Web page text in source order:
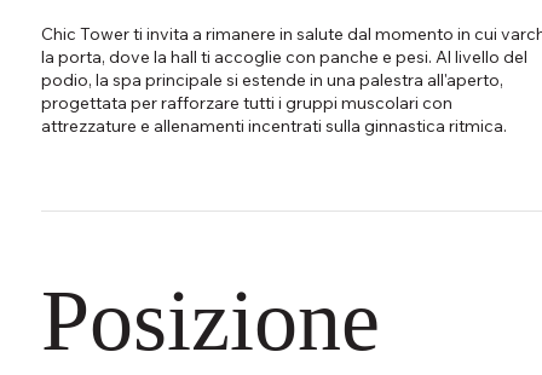
Chic Tower ti invita a rimanere in salute dal momento in cui
la porta, dove la hall ti accoglie con panche e pesi. Al livello del
podio, la spa principale si estende in una palestra all'aperto,
progettata per rafforzare tutti i gruppi muscolari con
attrezzature e allenamenti incentrati sulla ginnastica ritmica.
Posizione